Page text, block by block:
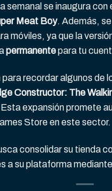
semanal se inaugura con
Meat Boy. Además,
móviles, ya que la
permanentepara tu
recordar algunos de
Constructor: The
expansión promete
Store en este sector.
consolidar su tienda
a su plataforma